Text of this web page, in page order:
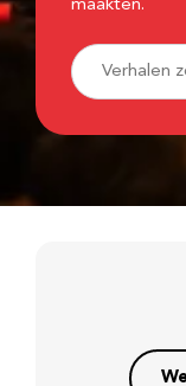
maakten.